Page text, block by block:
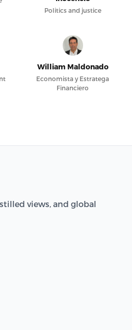
Politics and justice
William Maldonado
Economista y Estratega
Financiero
views, and global